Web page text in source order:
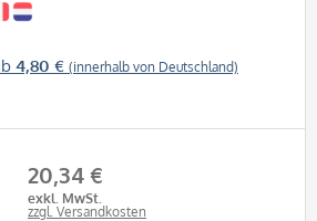
4,80 € (innerhalb von Deutschland)
20,34 €
exkl. MwSt.
zzgl. Versandkosten